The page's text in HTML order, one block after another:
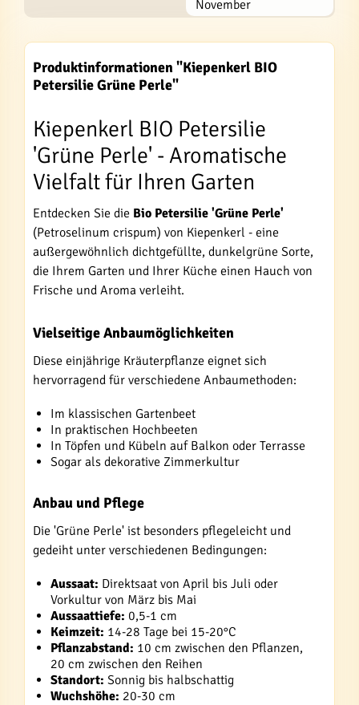
November
Produktinformationen "Kiepenkerl BIO
Petersilie Grüne Perle"
Kiepenkerl BIO Petersilie
'Grüne Perle' - Aromatische
Vielfalt für Ihren Garten
Entdecken Sie die Bio Petersilie 'Grüne Perle'
(Petroselinum crispum) von Kiepenkerl - eine
außergewöhnlich dichtgefüllte, dunkelgrüne Sorte,
die Ihrem Garten und Ihrer Küche einen Hauch von
Frische und Aroma verleiht.
Vielseitige Anbaumöglichkeiten
Diese einjährige Kräuterpflanze eignet sich
hervorragend für verschiedene Anbaumethoden:
Im klassischen Gartenbeet
In praktischen Hochbeeten
In Töpfen und Kübeln auf Balkon oder Terrasse
Sogar als dekorative Zimmerkultur
Anbau und Pflege
Die 'Grüne Perle' ist besonders pflegeleicht und
gedeiht unter verschiedenen Bedingungen:
Aussaat: Direktsaat von April bis Juli oder
Vorkultur von März bis Mai
Aussaattiefe: 0,5-1 cm
Keimzeit: 14-28 Tage bei 15-20°C
Pflanzabstand: 10 cm zwischen den Pflanzen,
20 cm zwischen den Reihen
Standort: Sonnig bis halbschattig
Wuchshöhe: 20-30 cm